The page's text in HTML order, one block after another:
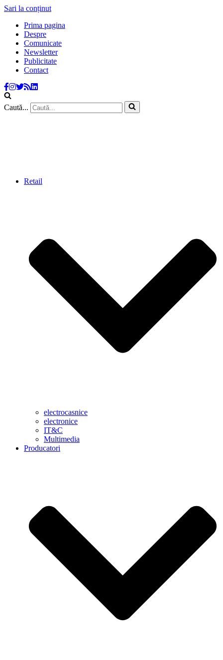
Sari la conținut
Prima pagina
Despre
Comunicate
Newsletter
Publicitate
Contact
Caută...
Retail
electrocasnice
electronice
IT&C
Multimedia
Producatori